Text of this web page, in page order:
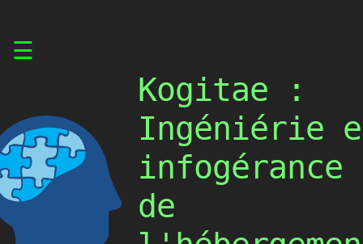
☰
Kogitae :
Ingéniérie
infogérance
de